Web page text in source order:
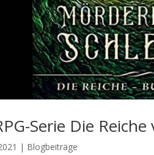
Serie Die
| Blogbeiträge